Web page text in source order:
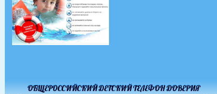
ОБЩЕРОССИЙСКИЙ ДЕТСКИЙ ТЕЛЕФОН ДОВЕРИЯ